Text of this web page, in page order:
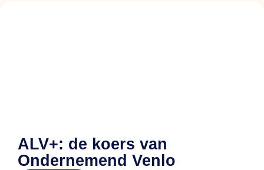
ALV+: de koers van
Ondernemend Venlo